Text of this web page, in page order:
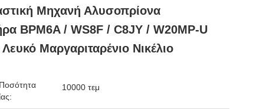
Μηχανή Αλυσοπρίονα
BPM6A / WS8F / C8JY / W20MP-U
Μαργαριταρένιο Νικέλιο
10000 τεμ